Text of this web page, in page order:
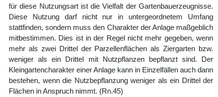
für diese Nutzungsart ist die Vielfalt der Gartenbauerzeugnisse.
Diese Nutzung darf nicht nur in untergeordnetem Umfang
stattfinden, sondern muss den Charakter der Anlage maßgeblich
mitbestimmen. Dies ist in der Regel nicht mehr gegeben, wenn
mehr als zwei Drittel der Parzellenflächen als Ziergarten bzw.
weniger als ein Drittel mit Nutzpflanzen bepflanzt sind. Der
Kleingartencharakter einer Anlage kann in Einzelfällen auch dann
bestehen, wenn die Nutzbepflanzung weniger als ein Drittel der
Flächen in Anspruch nimmt. (Rn.45)